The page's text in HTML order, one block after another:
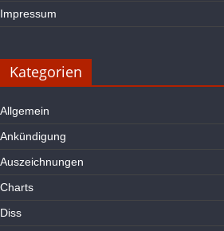
Impressum
Kategorien
Allgemein
Ankündigung
Auszeichnungen
Charts
Diss